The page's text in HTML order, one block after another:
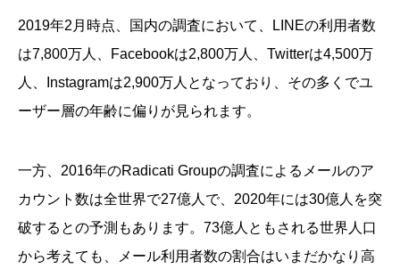
2019年2月時点、国内の調査において、LINEの利用者数
は7,800万人、Facebookは2,800万人、Twitterは4,500万
人、Instagramは2,900万人となっており、その多くでユ
ーザー層の年齢に偏りが見られます。
一方、2016年のRadicati Groupの調査によるメールのア
カウント数は全世界で27億人で、2020年には30億人を突
破するとの予測もあります。73億人ともされる世界人口
から考えても、メール利用者数の割合はいまだかなり高